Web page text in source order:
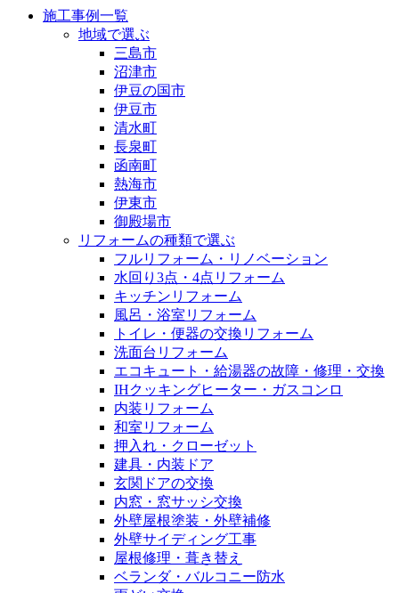
施工事例一覧
地域で選ぶ
三島市
沼津市
伊豆の国市
伊豆市
清水町
長泉町
函南町
熱海市
伊東市
御殿場市
リフォームの種類で選ぶ
フルリフォーム・リノベーション
水回り3点・4点リフォーム
キッチンリフォーム
風呂・浴室リフォーム
トイレ・便器の交換リフォーム
洗面台リフォーム
エコキュート・給湯器の故障・修理・交換
IHクッキングヒーター・ガスコンロ
内装リフォーム
和室リフォーム
押入れ・クローゼット
建具・内装ドア
玄関ドアの交換
内窓・窓サッシ交換
外壁屋根塗装・外壁補修
外壁サイディング工事
屋根修理・葺き替え
ベランダ・バルコニー防水